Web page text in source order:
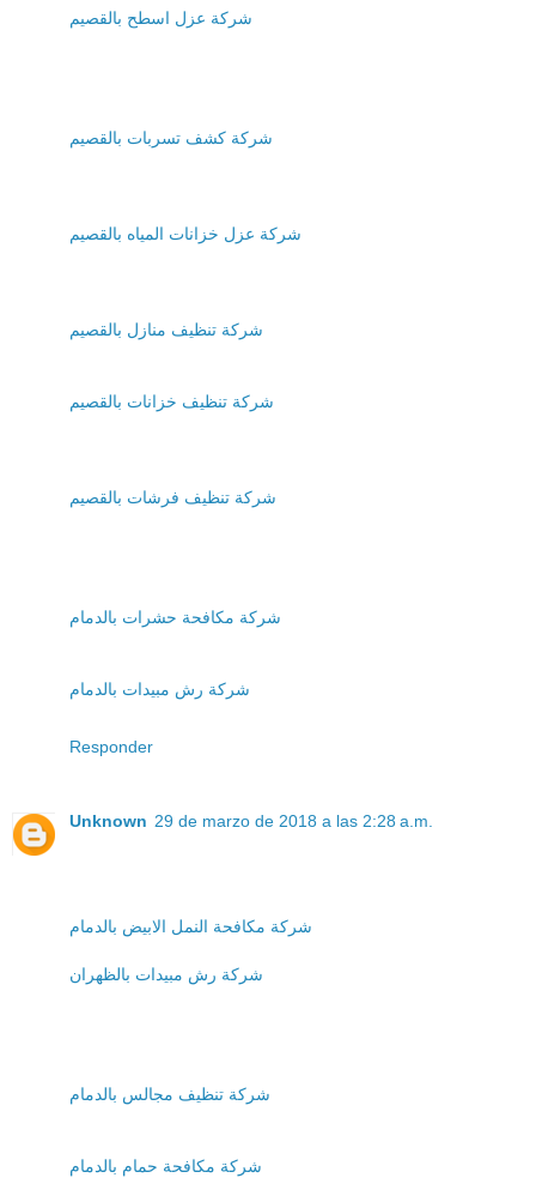
شركة عزل اسطح بالقصيم
شركة كشف تسربات بالقصيم
شركة عزل خزانات المياه بالقصيم
شركة تنظيف منازل بالقصيم
شركة تنظيف خزانات بالقصيم
شركة تنظيف فرشات بالقصيم
شركة مكافحة حشرات بالدمام
شركة رش مبيدات بالدمام
Responder
Unknown 29 de marzo de 2018 a las 2:28 a.m.
شركة مكافحة النمل الابيض بالدمام
شركة رش مبيدات بالظهران
شركة تنظيف مجالس بالدمام
شركة مكافحة حمام بالدمام